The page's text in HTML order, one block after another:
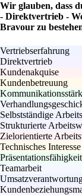
Wir glauben, dass
- Direktvertrieb -
Bravour zu
Vertriebserfahrung
Direktvertrieb
Kundenakquise
Kundenbetreuung
Selbstständige
Strukturierte
Zielorientierte
Technisches Interesse
Teamarbeit